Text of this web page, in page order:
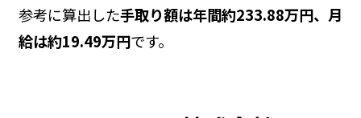
参考に算出した手取り額は年間約233.88万円、月
給は約19.49万円です。